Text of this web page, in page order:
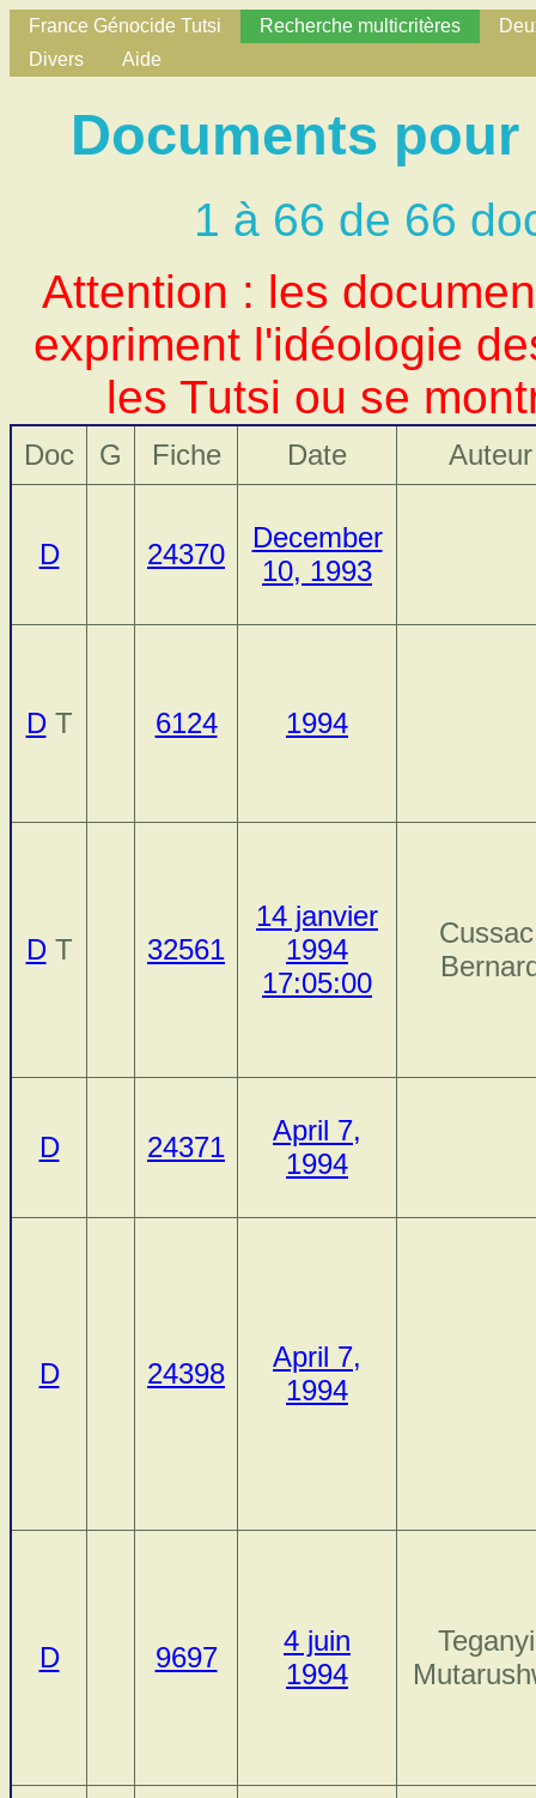
France Génocide Tutsi Recherche multicritères
Divers
Aide
Documents
1 à 66 de 66
Attention : les
expriment l'idéologie
les Tutsi ou se
Doc G Fiche Date Auteur
D 24370
December
10, 1993
DT 6124 1994
DT 32561
14 janvier
1994
17:05:00
D 24371
April 7,
1994
D 24398
April 7,
1994
D 9697
4 juin
1994